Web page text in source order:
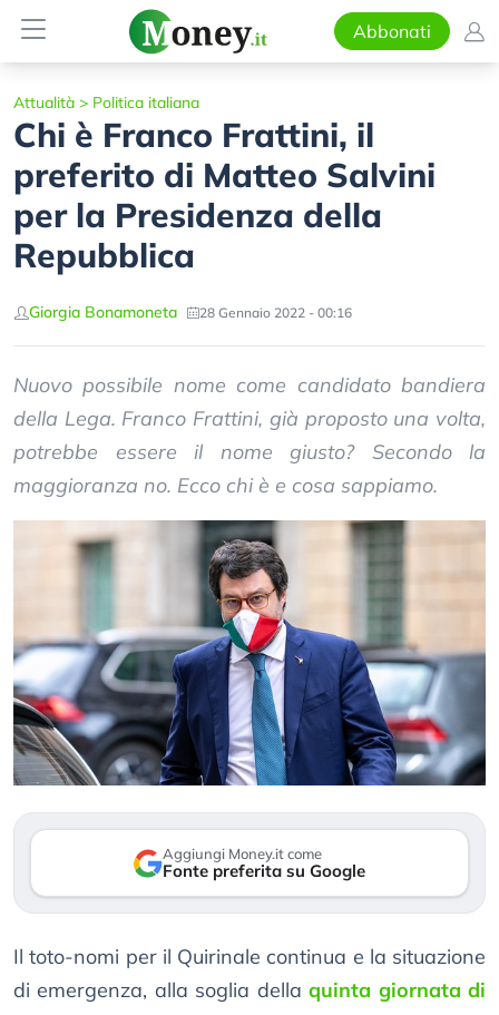
Abbonati
Attualità > Politica italiana
Chi è Franco Frattini, il
preferito di Matteo Salvini
per la Presidenza della
Repubblica
Giorgia Bonamoneta 28 Gennaio 2022 - 00:16
Nuovo possibile nome come candidato bandiera
della Lega. Franco Frattini, già proposto una volta,
potrebbe essere il nome giusto? Secondo la
maggioranza no. Ecco chi è e cosa sappiamo.
Aggiungi Money.it come
Fonte preferita su Google
Il toto-nomi per il Quirinale continua e la situazione
di emergenza, alla soglia dellaquinta giornata di